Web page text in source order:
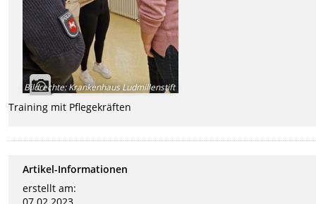
Bildrechte:Krankenhaus Ludmillenstift
Training mit Pflegekräften
Artikel-Informationen
erstellt am: